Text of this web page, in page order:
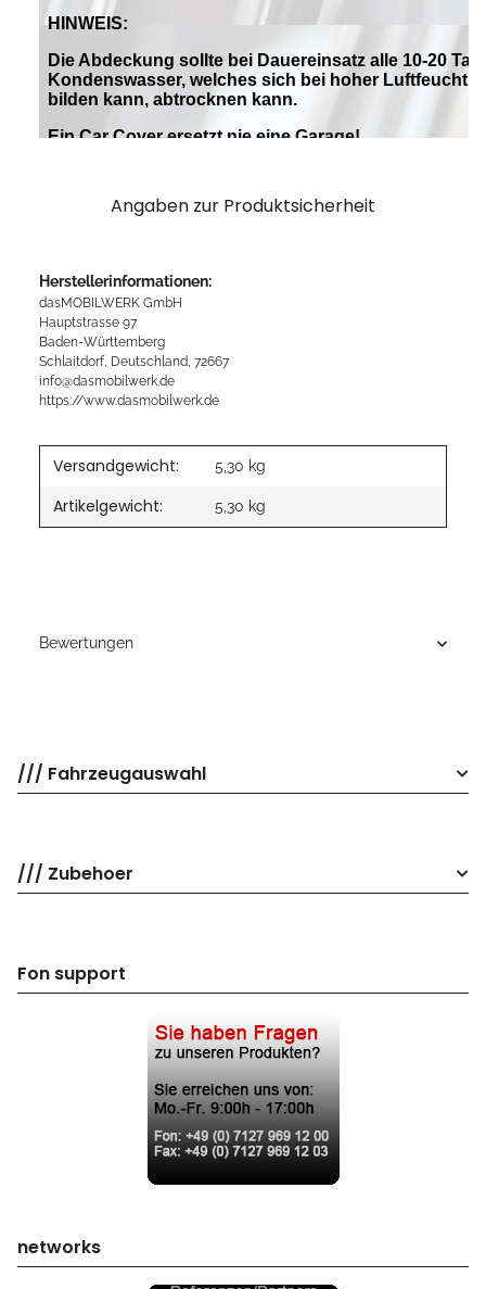
Angaben zur Produktsicherheit
Herstellerinformationen:
dasMOBILWERK GmbH
Hauptstrasse 97
Baden-Württemberg
Schlaitdorf, Deutschland, 72667
info@dasmobilwerk.de
https://www.dasmobilwerk.de
Versandgewicht: 5,30 kg
Artikelgewicht: 5,30 kg
Bewertungen
/// Fahrzeugauswahl
/// Zubehoer
Fon support
networks